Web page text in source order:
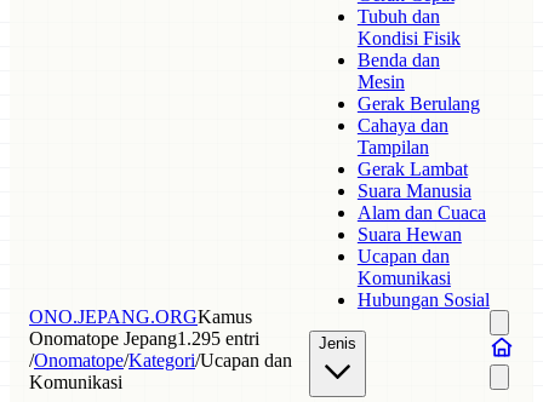
ONO.JEPANG.ORGKamus
Onomatope Jepang1.295 entri
/Onomatope/Kategori/Ucapan dan
Komunikasi
Tubuh dan
Kondisi Fisik
Benda dan
Mesin
Gerak Berulang
Cahaya dan
Tampilan
Gerak Lambat
Suara Manusia
Alam dan Cuaca
Suara Hewan
Ucapan dan
Komunikasi
Hubungan Sosial
Jenis